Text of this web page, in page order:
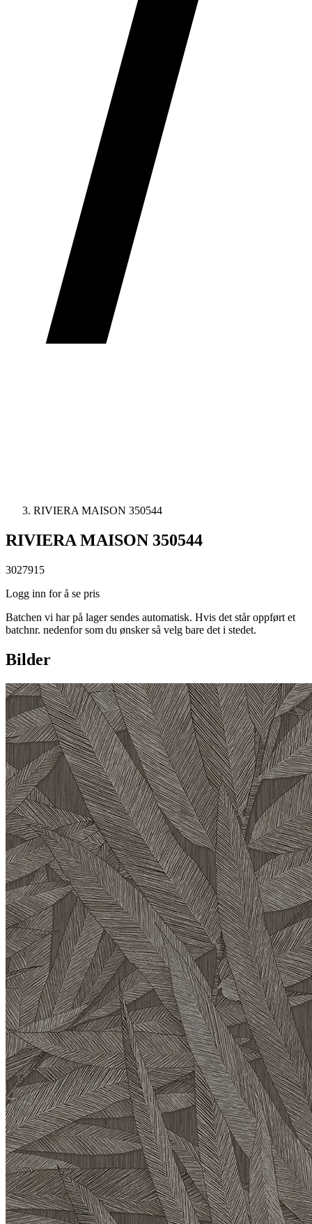
RIVIERA MAISON 350544
RIVIERA MAISON 350544
3027915
Logg inn for å se pris
Batchen vi har på lager sendes automatisk. Hvis det står oppført et
batchnr. nedenfor som du ønsker så velg bare det i stedet.
Bilder